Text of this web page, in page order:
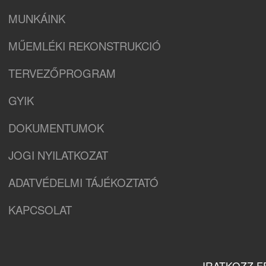
MUNKÁINK
MŰEMLÉKI REKONSTRUKCIÓ
TERVEZŐPROGRAM
GYIK
DOKUMENTUMOK
JOGI NYILATKOZAT
ADATVÉDELMI TÁJÉKOZTATÓ
KAPCSOLAT